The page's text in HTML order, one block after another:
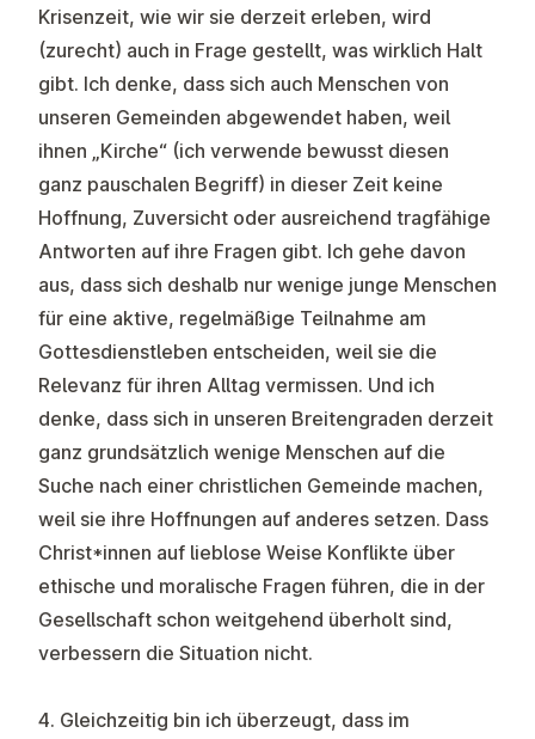
Krisenzeit, wie wir sie derzeit erleben, wird
(zurecht) auch in Frage gestellt, was wirklich Halt
gibt. Ich denke, dass sich auch Menschen von
unseren Gemeinden abgewendet haben, weil
ihnen „Kirche“ (ich verwende bewusst diesen
ganz pauschalen Begriff) in dieser Zeit keine
Hoffnung, Zuversicht oder ausreichend tragfähige
Antworten auf ihre Fragen gibt. Ich gehe davon
aus, dass sich deshalb nur wenige junge Menschen
für eine aktive, regelmäßige Teilnahme am
Gottesdienstleben entscheiden, weil sie die
Relevanz für ihren Alltag vermissen. Und ich
denke, dass sich in unseren Breitengraden derzeit
ganz grundsätzlich wenige Menschen auf die
Suche nach einer christlichen Gemeinde machen,
weil sie ihre Hoffnungen auf anderes setzen. Dass
Christ*innen auf lieblose Weise Konflikte über
ethische und moralische Fragen führen, die in der
Gesellschaft schon weitgehend überholt sind,
verbessern die Situation nicht.
4. Gleichzeitig bin ich überzeugt, dass im